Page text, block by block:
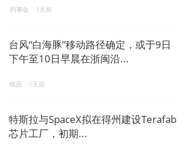
药事会 1天前
台风“白海豚”移动路径确定，或于9日
下午至10日早晨在浙闽沿...
镜面 1天前
特斯拉与SpaceX拟在得州建设Terafab
芯片工厂，初期...